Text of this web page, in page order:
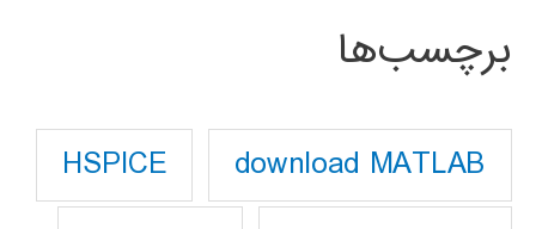
برچسب‌ها
download MATLAB
HSPICE